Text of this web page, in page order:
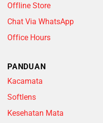
Offline Store
Chat Via WhatsApp
Office Hours
PANDUAN
Kacamata
Softlens
Kesehatan Mata